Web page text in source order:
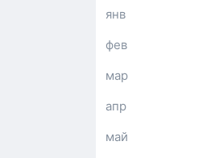
янв
фев
мар
апр
май